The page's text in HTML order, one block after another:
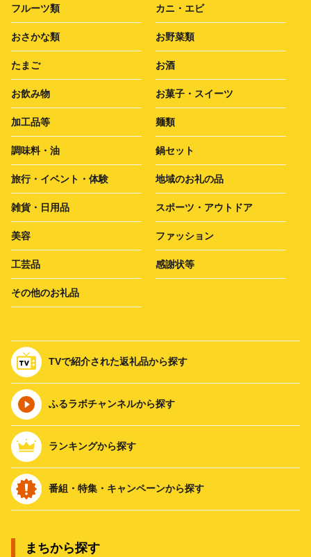
フルーツ類 カニ・エビ
おさかな類 お野菜類
たまご お酒
お飲み物 お菓子・スイーツ
加工品等 麺類
調味料・油 鍋セット
旅行・イベント・体験 地域のお礼の品
雑貨・日用品 スポーツ・アウトドア
美容 ファッション
工芸品 感謝状等
その他のお礼品
TVで紹介された返礼品から探す
ふるラボチャンネルから探す
ランキングから探す
番組・特集・キャンペーンから探す
まちから探す